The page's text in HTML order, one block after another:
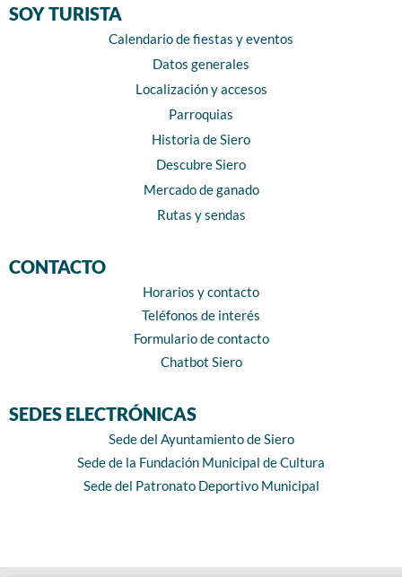
SOY TURISTA
Calendario de fiestas y eventos
Datos generales
Localización y accesos
Parroquias
Historia de Siero
Descubre Siero
Mercado de ganado
Rutas y sendas
CONTACTO
Horarios y contacto
Teléfonos de interés
Formulario de contacto
Chatbot Siero
SEDES ELECTRÓNICAS
Sede del Ayuntamiento de Siero
Sede de la Fundación Municipal de Cultura
Sede del Patronato Deportivo Municipal